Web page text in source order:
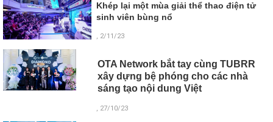
Khép lại một mùa giải thể thao điện tử
sinh viên bùng nổ
, 2/11/23
OTA Network bắt tay cùng TUBRR
xây dựng bệ phóng cho các nhà
sáng tạo nội dung Việt
, 27/10/23